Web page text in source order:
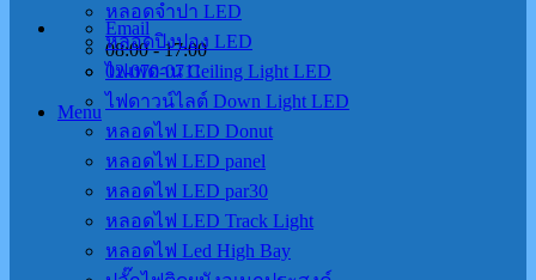
Email
08:00 - 17:00
02-070-0711
Menu
หลอดจำปา LED
หลอดปิงปอง LED
ไฟเพดาน Ceiling Light LED
ไฟดาวน์ไลต์ Down Light LED
หลอดไฟ LED Donut
หลอดไฟ LED panel
หลอดไฟ LED par30
หลอดไฟ LED Track Light
หลอดไฟ Led High Bay